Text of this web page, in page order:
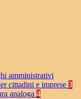
amministrativi
cittadini e imprese 3
analoga 4